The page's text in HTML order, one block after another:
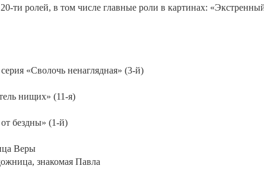
ти ролей, в том числе главные роли в картинах:
«Сволочь ненаглядная» (3-й)
нищих» (11-я)
бездны» (1-й)
Веры
знакомая Павла